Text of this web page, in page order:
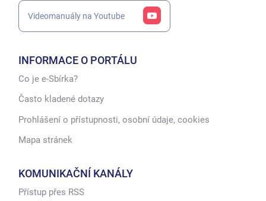
Videomanuály na Youtube
INFORMACE O PORTÁLU
Co je e-Sbírka?
Často kladené dotazy
Prohlášení o přístupnosti, osobní údaje, cookies
Mapa stránek
KOMUNIKAČNÍ KANÁLY
Přístup přes RSS